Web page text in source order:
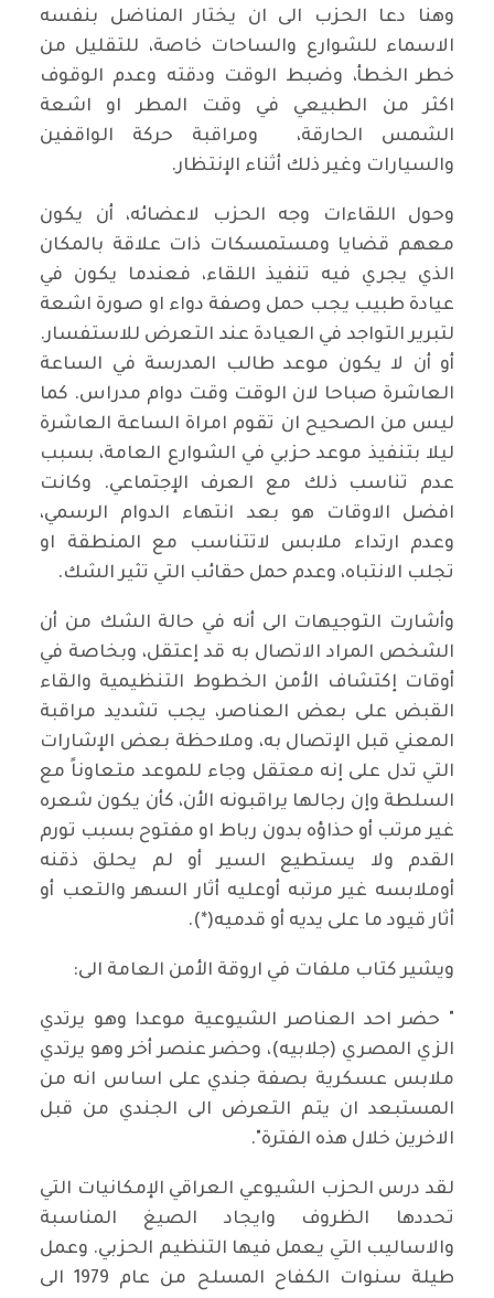
وهنا دعا الحزب الى ان يختار المناضل بنفسه
الاسماء للشوارع والساحات خاصة، للتقليل من
خطر الخطأ، وضبط الوقت ودقته وعدم الوقوف
اكثر من الطبيعي في وقت المطر او اشعة
الشمس الحارقة، ومراقبة حركة الواقفين
والسيارات وغير ذلك أثناء الإنتظار.
وحول اللقاءات وجه الحزب لاعضائه، أن يكون
معهم قضايا ومستمسكات ذات علاقة بالمكان
الذي يجري فيه تنفيذ اللقاء، فعندما يكون في
عيادة طبيب يجب حمل وصفة دواء او صورة اشعة
لتبرير التواجد في العيادة عند التعرض للاستفسار.
أو أن لا يكون موعد طالب المدرسة في الساعة
العاشرة صباحا لان الوقت وقت دوام مدراس. كما
ليس من الصحيح ان تقوم امراة الساعة العاشرة
ليلا بتنفيذ موعد حزبي في الشوارع العامة، بسبب
عدم تناسب ذلك مع العرف الإجتماعي. وكانت
افضل الاوقات هو بعد انتهاء الدوام الرسمي،
وعدم ارتداء ملابس لاتتناسب مع المنطقة او
تجلب الانتباه، وعدم حمل حقائب التي تثير الشك.
وأشارت التوجيهات الى أنه في حالة الشك من أن
الشخص المراد الاتصال به قد إعتقل، وبخاصة في
أوقات إكتشاف الأمن الخطوط التنظيمية والقاء
القبض على بعض العناصر، يجب تشديد مراقبة
المعني قبل الإتصال به، وملاحظة بعض الإشارات
التي تدل على إنه معتقل وجاء للموعد متعاوناً مع
السلطة وإن رجالها يراقبونه الأن، كأن يكون شعره
غير مرتب أو حذاؤه بدون رباط او مفتوح بسبب تورم
القدم ولا يستطيع السير أو لم يحلق ذقنه
أوملابسه غير مرتبه أوعليه أثار السهر والتعب أو
أثار قيود ما على يديه أو قدميه(*).
ويشير كتاب ملفات في اروقة الأمن العامة الى:
" حضر احد العناصر الشيوعية موعدا وهو يرتدي
الزي المصري (جلابيه)، وحضر عنصر أخر وهو يرتدي
ملابس عسكرية بصفة جندي على اساس انه من
المستبعد ان يتم التعرض الى الجندي من قبل
الاخرين خلال هذه الفترة".
لقد درس الحزب الشيوعي العراقي الإمكانيات التي
تحددها الظروف وايجاد الصيغ المناسبة
والاساليب التي يعمل فيها التنظيم الحزبي. وعمل
طيلة سنوات الكفاح المسلح من عام 1979 الى